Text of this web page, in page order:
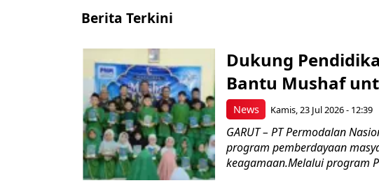
Berita Terkini
News
Dukung
Bantu Mushaf
Kamis, 23 Jul 2026 - 12:39
GARUT – PT Permodalan
program pemberdayaan
keagamaan.Melalui program